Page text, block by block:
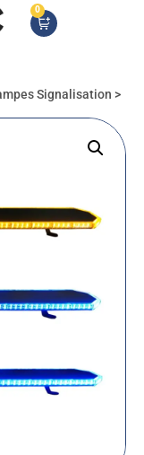
0
Signalisation >